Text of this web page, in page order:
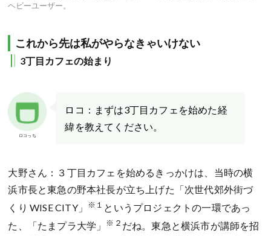
ヘビーユーザー。
これから先は私がやらなきゃいけない
3丁目カフェの始まり
ロコっち
ロコ：まずは3丁目カフェを始めた経
緯を教えてください。
大野さん：３丁目カフェを始めるきっかけは、当時の横
浜市長と東急の野本社長が立ち上げた「次世代郊外街づ
くり WISE CITY」
※１ というプロジェクトの一環であっ
た、「たまプラ大学」
※２ だね。東急と横浜市が講師を招